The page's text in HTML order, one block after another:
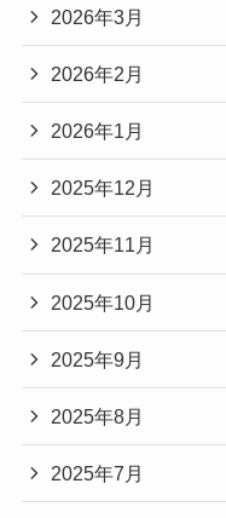
2026年3月
2026年2月
2026年1月
2025年12月
2025年11月
2025年10月
2025年9月
2025年8月
2025年7月